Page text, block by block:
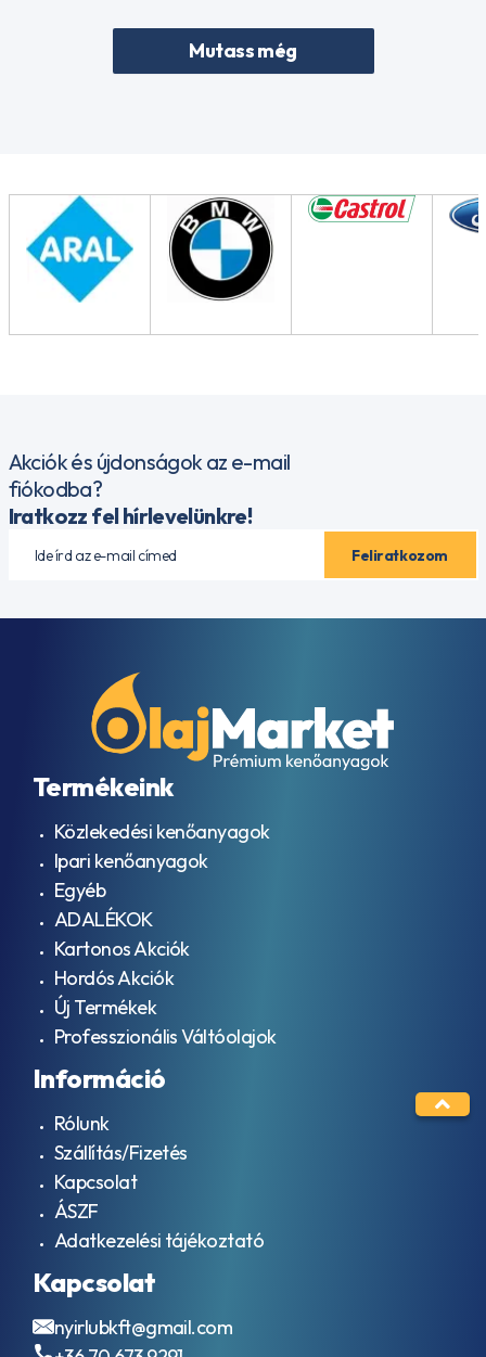
Mutass még
Akciók és újdonságok az e-mail
fiókodba?
Iratkozz fel hírlevelünkre!
Termékeink
Közlekedési kenőanyagok
Ipari kenőanyagok
Egyéb
ADALÉKOK
Kartonos Akciók
Hordós Akciók
Új Termékek
Professzionális Váltóolajok
Információ
Rólunk
Szállítás/Fizetés
Kapcsolat
ÁSZF
Adatkezelési tájékoztató
Kapcsolat
nyirlubkft@gmail.com